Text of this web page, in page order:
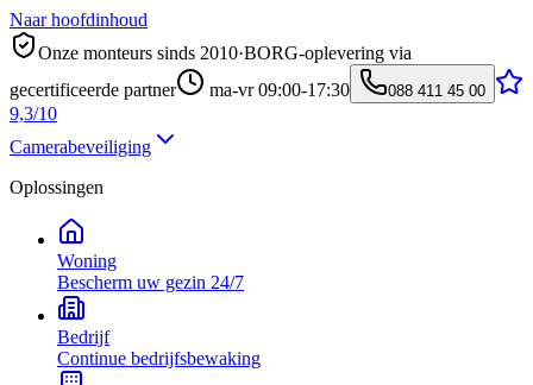
Naar hoofdinhoud
Onze monteurs sinds 2010·BORG-oplevering via
gecertificeerde partner
ma-vr 09:00-17:30 088 411 45 00
9,3/10
Camerabeveiliging
Oplossingen
Woning
Bescherm uw gezin 24/7
Bedrijf
Continue bedrijfsbewaking